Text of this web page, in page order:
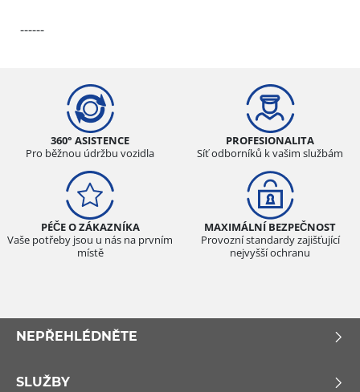
------
360° ASISTENCE
Pro běžnou údržbu vozidla
PROFESIONALITA
Síť odborníků k vašim službám
PÉČE O ZÁKAZNÍKA
Vaše potřeby jsou u nás na prvním
místě
MAXIMÁLNÍ BEZPEČNOST
Provozní standardy zajišťující
nejvyšší ochranu
NEPŘEHLÉDNĚTE
SLUŽBY